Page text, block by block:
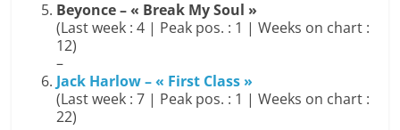
Beyonce – « Break My Soul »
(Last week : 4 | Peak pos. : 1 | Weeks on chart :
12)
–
Jack Harlow – « First Class »
(Last week : 7 | Peak pos. : 1 | Weeks on chart :
22)